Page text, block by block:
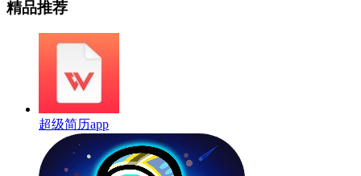
精品推荐
超级简历app